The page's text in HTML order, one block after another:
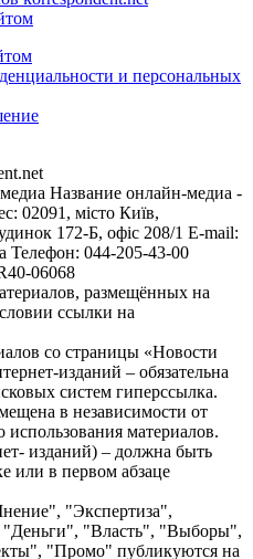
и персональных
Название онлайн-медиа -
02091, місто Київ,
172-Б, офіс 208/1 E-mail:
Телефон: 044-205-43-00
06068
размещённых на
ссылки на
со страницы «Новости
изданий – обязательна
систем гиперссылка.
в независимости от
использования материалов.
изданий) – должна быть
или в первом абзаце
"Экспертиза",
"Деньги", "Власть", "Выборы",
"Промо" публикуются на